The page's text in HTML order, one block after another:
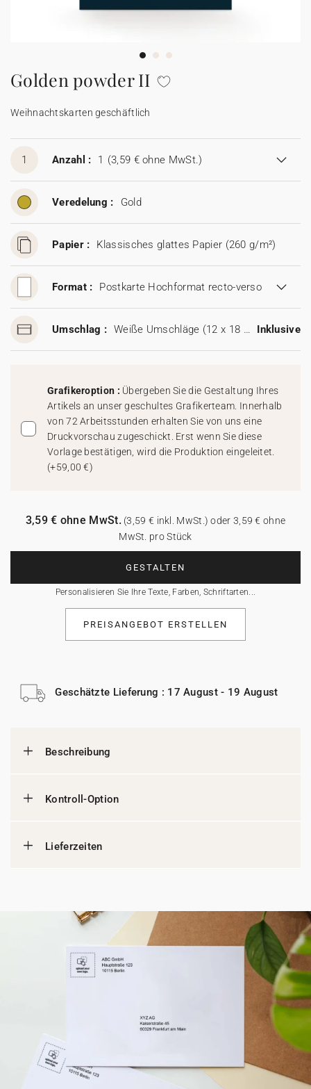
Aufkleber
Golden powder II
Weihnachtskarten geschäftlich
1 Anzahl : 1 (3,59 € ohne MwSt.)
Veredelung : Gold
Papier : Klassisches glattes Papier (260 g/m²)
Format : Postkarte Hochformat recto-verso
Umschlag : Weiße Umschläge (12 x 18 cm) Inklusive
Grafikeroption : Übergeben Sie die Gestaltung Ihres
Artikels an unser geschultes Grafikerteam. Innerhalb
von 72 Arbeitsstunden erhalten Sie von uns eine
Druckvorschau zugeschickt. Erst wenn Sie diese
Vorlage bestätigen, wird die Produktion eingeleitet.
(+59,00 €)
GESTALTEN
Personalisieren Sie Ihre Texte, Farben, Schriftarten...
3,59 € ohne MwSt.(3,59 € inkl. MwSt.) oder 3,59 € ohne
MwSt. pro Stück
PREISANGEBOT ERSTELLEN
Geschätzte Lieferung : 17 August - 19 August
Beschreibung
Kontroll-Option
Lieferzeiten